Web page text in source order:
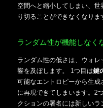
空間へと縮小してしまい、
り切ることができなくなりま
ランダム性が機能しなく
ランダム性の低さは、ウォ
響を及ぼします。 1つ目は鍵
可能なエントロピーから生
に再現できてしまいます。2
クションの署名には新しい